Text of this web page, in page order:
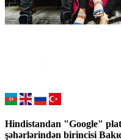
Hindistandan "Google"
şəhərlərindən birincisi